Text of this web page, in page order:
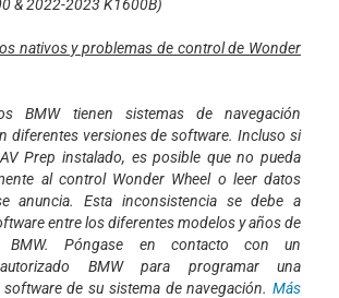
& 2022-2023 K1600B)
nativos y problemas de control de Wonder
BMW tienen sistemas de navegación
diferentes versiones de software. Incluso si
Prep instalado, es posible que no pueda
al control Wonder Wheel o leer datos
anuncia. Esta inconsistencia se debe a
entre los diferentes modelos y años de
BMW. Póngase en contacto con un
BMW para programar una
de su sistema de navegación. Más